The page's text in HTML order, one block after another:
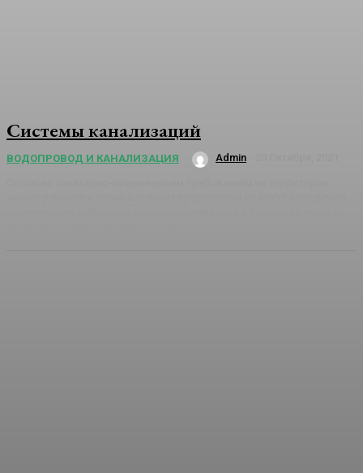
Системы канализаций
ВОДОПРОВОД И КАНАЛИЗАЦИЯ Admin